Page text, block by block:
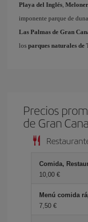
Playa del Inglés,
imponente parque de
Las Palmas de Gran
los parques naturales de
Precios
de Gran
Comida,
10,00 €
Menú comida
7,50 €